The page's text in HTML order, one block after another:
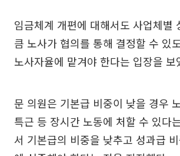
임금체계 개편에 대해서도 사업체별
큼 노사가 협의를 통해 결정할 수 있
노사자율에 맡겨야 한다는 입장을 보
문 의원은 기본급 비중이 낮을 경우
특근 등 장시간 노동에 처할 수 있다
서 기본급의 비중을 낮추고 성과급